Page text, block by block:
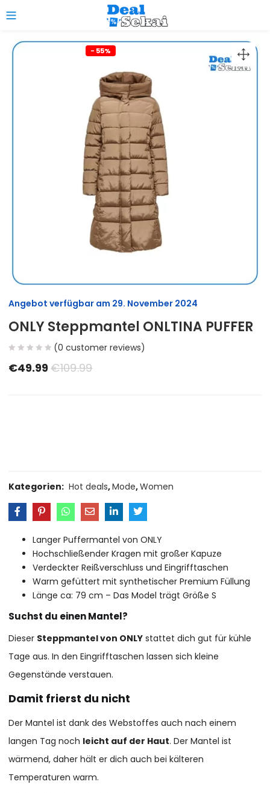
- 55%
Angebot verfügbar am 29. November 2024
ONLY Steppmantel ONLTINA PUFFER
(0 customer reviews)
€49.99€109.99
Kategorien: Hot deals,Mode,Women
Langer Puffermantel von ONLY
Hochschließender Kragen mit großer Kapuze
Verdeckter Reißverschluss und Eingrifftaschen
Warm gefüttert mit synthetischer Premium Füllung
Länge ca: 79 cm – Das Model trägt Größe S
Suchst du einen Mantel?
Dieser Steppmantel von ONLY stattet dich gut für kühle
Tage aus. In den Eingrifftaschen lassen sich kleine
Gegenstände verstauen.
Damit frierst du nicht
Der Mantel ist dank des Webstoffes auch nach einem
langen Tag noch leicht auf der Haut. Der Mantel ist
wärmend, daher hält er dich auch bei kälteren
Temperaturen warm.